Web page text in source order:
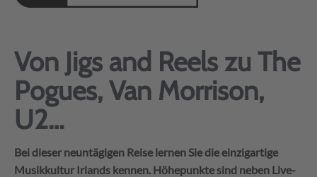
Von Jigs and Reels zu The
Pogues, Van Morrison,
U2…
Bei dieser neuntägigen Reise lernen Sie die einzigartige
Musikkultur Irlands kennen. Höhepunkte sind neben Live-